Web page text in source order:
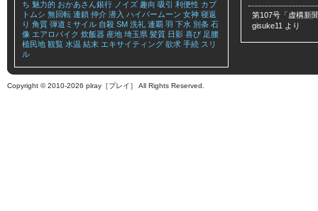
ち 魅力的 おかあさん銀行 ノイズ 趣向 吸引 利便性 カブ
トムシ 無回転 連鎖 仲介 潜入 ハイパームーン 女神 寝返
り 角質 弾道ミサイル 自殺 SM 洗礼 連覇 羽 下水 別条 石
像 エアロバイク 炊飯器 産地 埼玉県 髪質 日影 喜び 足腰
植民地 観覧 水温 結末 エキサイティング 欲求 手続 スリ
ル
第107号「虚構新
gisuke11 より
Copyright © 2010-2026 plray［プレイ］ All Rights Reserved.